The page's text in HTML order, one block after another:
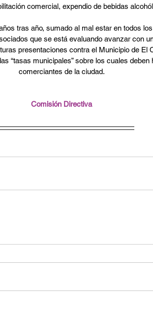
comercial, expendio de bebidas
tras año, sumado al mal estar en todos
que se está evaluando avanzar con
presentaciones contra el Municipio de El
“tasas municipales” sobre los cuales
comerciantes de la ciudad.
Comisión Directiva